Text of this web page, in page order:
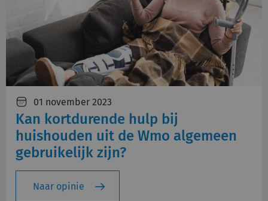
01 november 2023
Kan kortdurende hulp bij
huishouden uit de Wmo algemeen
gebruikelijk zijn?
Naar opinie